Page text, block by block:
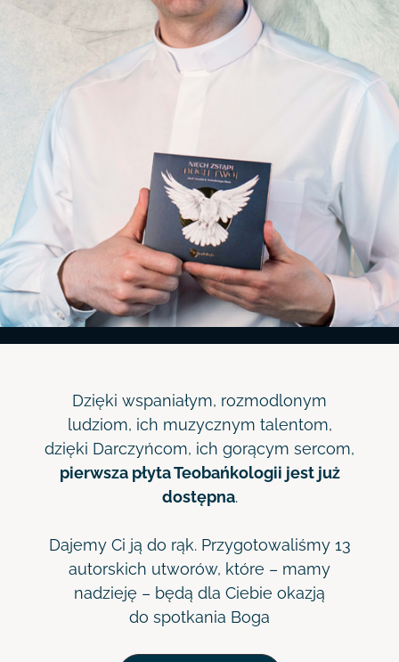
Dzięki wspaniałym, rozmodlonym
ludziom, ich muzycznym talentom,
dzięki Darczyńcom, ich gorącym sercom,
pierwsza płyta Teobańkologii jest już
dostępna.
Dajemy Ci ją do rąk. Przygotowaliśmy 13
autorskich utworów, które – mamy
nadzieję – będą dla Ciebie okazją
do spotkania Boga